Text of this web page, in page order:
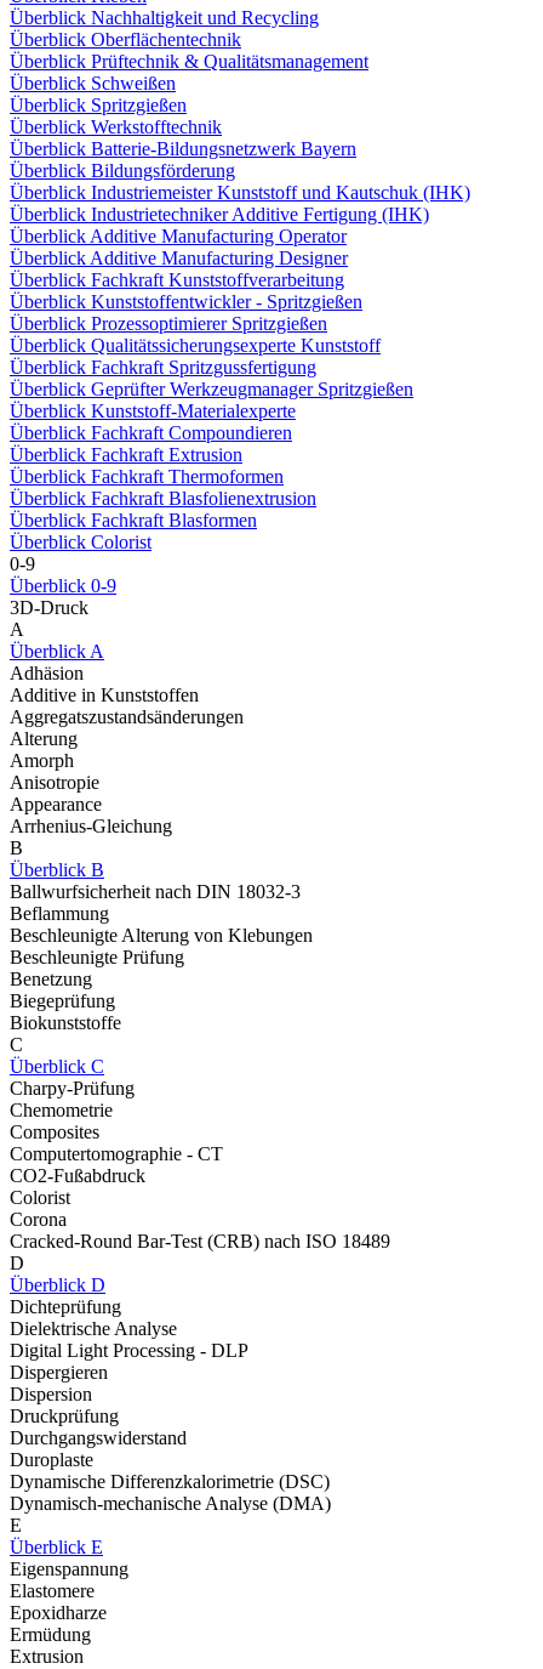
Überblick Nachhaltigkeit und Recycling
Überblick Oberflächentechnik
Überblick Prüftechnik & Qualitätsmanagement
Überblick Schweißen
Überblick Spritzgießen
Überblick Werkstofftechnik
Überblick Batterie-Bildungsnetzwerk Bayern
Überblick Bildungsförderung
Überblick Industriemeister Kunststoff und Kautschuk (IHK)
Überblick Industrietechniker Additive Fertigung (IHK)
Überblick Additive Manufacturing Operator
Überblick Additive Manufacturing Designer
Überblick Fachkraft Kunststoffverarbeitung
Überblick Kunststoffentwickler - Spritzgießen
Überblick Prozessoptimierer Spritzgießen
Überblick Qualitätssicherungsexperte Kunststoff
Überblick Fachkraft Spritzgussfertigung
Überblick Geprüfter Werkzeugmanager Spritzgießen
Überblick Kunststoff-Materialexperte
Überblick Fachkraft Compoundieren
Überblick Fachkraft Extrusion
Überblick Fachkraft Thermoformen
Überblick Fachkraft Blasfolienextrusion
Überblick Fachkraft Blasformen
Überblick Colorist
0-9
Überblick 0-9
3D-Druck
A
Überblick A
Adhäsion
Additive in Kunststoffen
Aggregatszustandsänderungen
Alterung
Amorph
Anisotropie
Appearance
Arrhenius-Gleichung
B
Überblick B
Ballwurfsicherheit nach DIN 18032-3
Beflammung
Beschleunigte Alterung von Klebungen
Beschleunigte Prüfung
Benetzung
Biegeprüfung
Biokunststoffe
C
Überblick C
Charpy-Prüfung
Chemometrie
Composites
Computertomographie - CT
CO2-Fußabdruck
Colorist
Corona
Cracked-Round Bar-Test (CRB) nach ISO 18489
D
Überblick D
Dichteprüfung
Dielektrische Analyse
Digital Light Processing - DLP
Dispergieren
Dispersion
Druckprüfung
Durchgangswiderstand
Duroplaste
Dynamische Differenzkalorimetrie (DSC)
Dynamisch-mechanische Analyse (DMA)
E
Überblick E
Eigenspannung
Elastomere
Epoxidharze
Ermüdung
Extrusion